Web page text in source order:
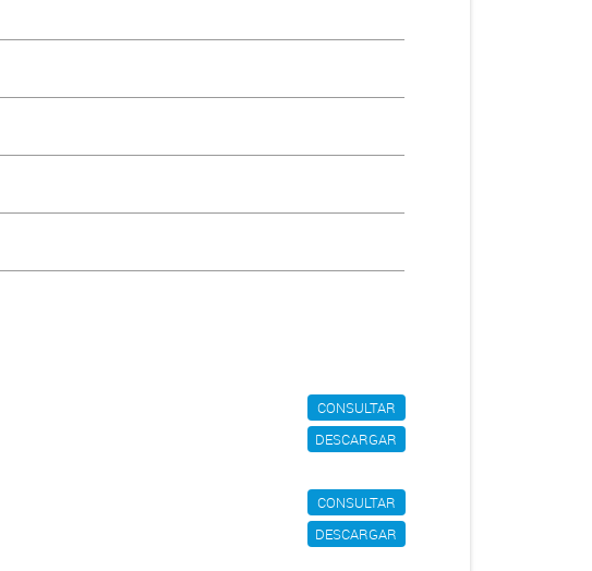
CONSULTAR
DESCARGAR
CONSULTAR
DESCARGAR